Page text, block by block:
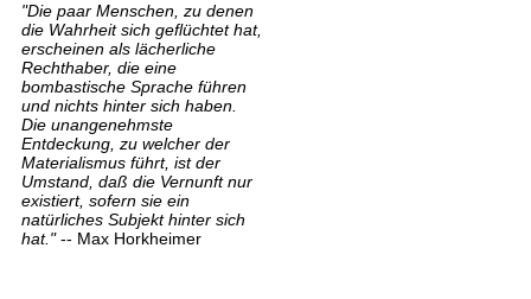
"Die paar Menschen, zu denen
die Wahrheit sich geflüchtet hat,
erscheinen als lächerliche
Rechthaber, die eine
bombastische Sprache führen
und nichts hinter sich haben.
Die unangenehmste
Entdeckung, zu welcher der
Materialismus führt, ist der
Umstand, daß die Vernunft nur
existiert, sofern sie ein
natürliches Subjekt hinter sich
hat."-- Max Horkheimer